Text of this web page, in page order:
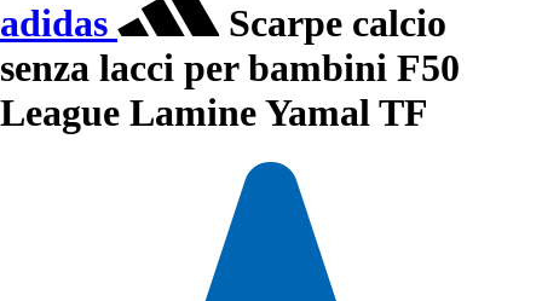
adidas
Scarpe calcio
senza lacci per bambini F50
League Lamine Yamal TF